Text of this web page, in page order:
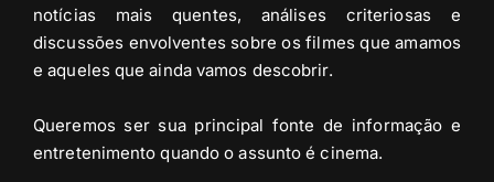
notícias mais quentes, análises criteriosas e
discussões envolventes sobre os filmes que amamos
e aqueles que ainda vamos descobrir.
Queremos ser sua principal fonte de informação e
entretenimento quando o assunto é cinema.